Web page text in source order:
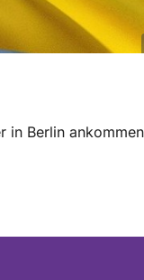
in Berlin